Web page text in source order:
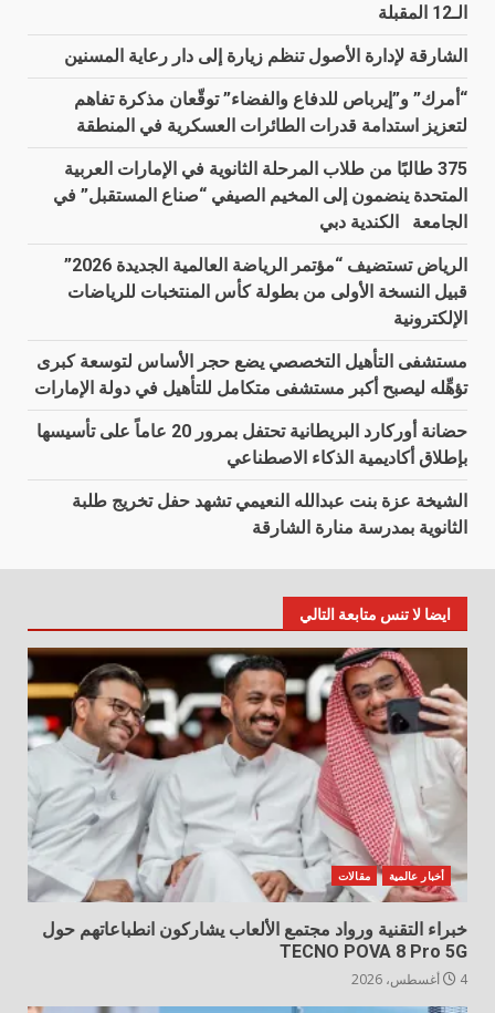
الـ12 المقبلة
الشارقة لإدارة الأصول تنظم زيارة إلى دار رعاية المسنين
“أمرك” و”إيرباص للدفاع والفضاء” توقّعان مذكرة تفاهم
لتعزيز استدامة قدرات الطائرات العسكرية في المنطقة
375 طالبًا من طلاب المرحلة الثانوية في الإمارات العربية
المتحدة ينضمون إلى المخيم الصيفي “صناع المستقبل” في
الجامعة الكندية دبي
الرياض تستضيف “مؤتمر الرياضة العالمية الجديدة 2026”
قبيل النسخة الأولى من بطولة كأس المنتخبات للرياضات
الإلكترونية
مستشفى التأهيل التخصصي يضع حجر الأساس لتوسعة كبرى
تؤهِّله ليصبح أكبر مستشفى متكامل للتأهيل في دولة الإمارات
حضانة أوركارد البريطانية تحتفل بمرور 20 عاماً على تأسيسها
بإطلاق أكاديمية الذكاء الاصطناعي
الشيخة عزة بنت عبدالله النعيمي تشهد حفل تخريج طلبة
الثانوية بمدرسة منارة الشارقة
ايضا لا تنس متابعة التالي
أخبار عالمية مقالات
خبراء التقنية ورواد مجتمع الألعاب يشاركون انطباعاتهم حول
TECNO POVA 8 Pro 5G
4 أغسطس، 2026